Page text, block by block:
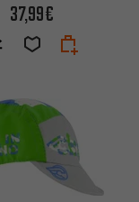
37,99€